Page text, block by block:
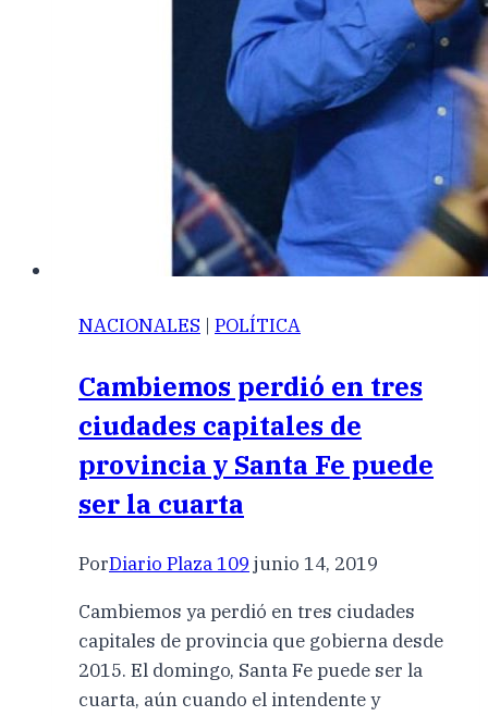
NACIONALES | POLÍTICA
Cambiemos perdió en tres
ciudades capitales de
provincia y Santa Fe puede
ser la cuarta
PorDiario Plaza 109 junio 14, 2019
Cambiemos ya perdió en tres ciudades
capitales de provincia que gobierna desde
2015. El domingo, Santa Fe puede ser la
cuarta, aún cuando el intendente y